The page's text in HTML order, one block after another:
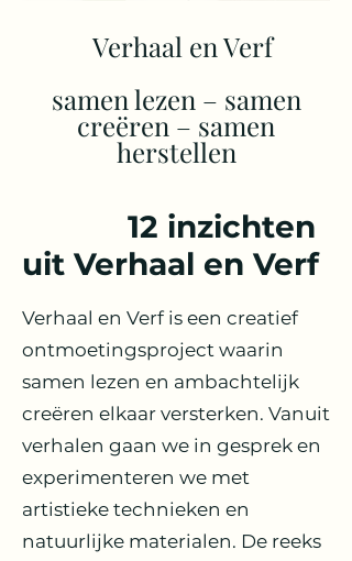
Verhaal en Verf
samen lezen – samen
creëren – samen
herstellen
12 inzichten
uit Verhaal en Verf
Verhaal en Verf is een creatief
ontmoetingsproject waarin
samen lezen en ambachtelijk
creëren elkaar versterken. Vanuit
verhalen gaan we in gesprek en
experimenteren we met
artistieke technieken en
natuurlijke materialen. De reeks